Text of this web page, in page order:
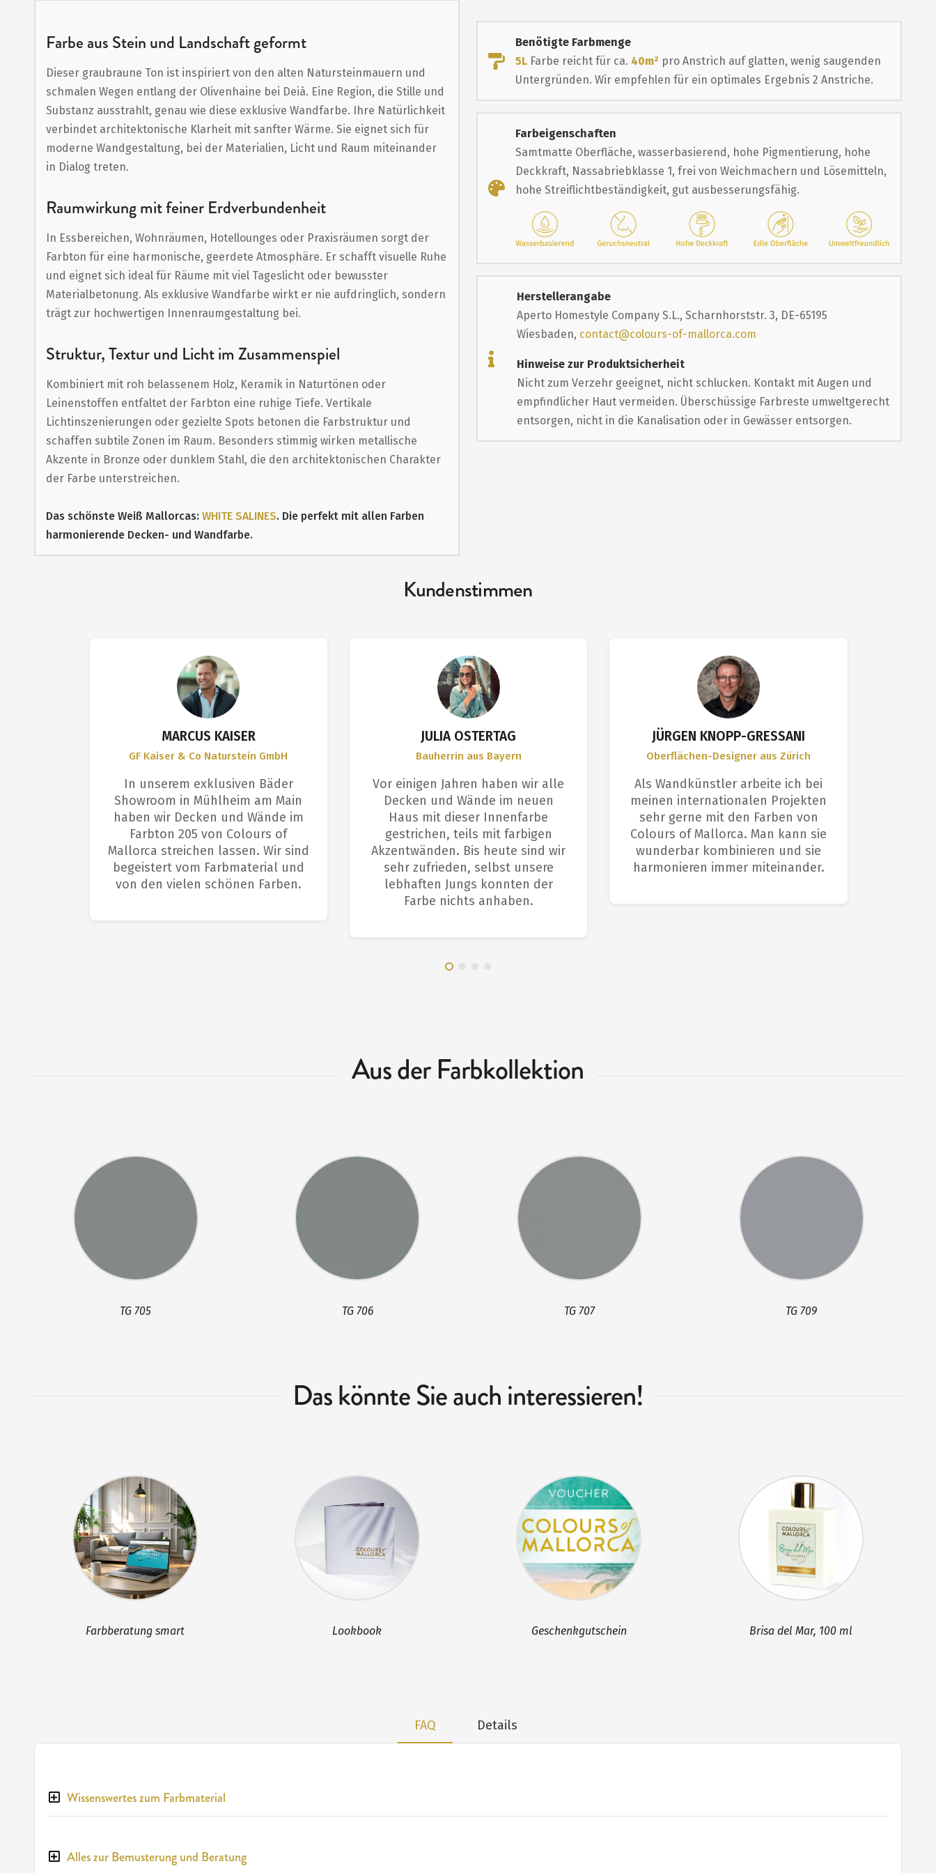
der
springen
Farbe aus Stein und Landschaft geformt
Dieser graubraune Ton ist inspiriert von den alten Natursteinmauern und
schmalen Wegen entlang der Olivenhaine bei Deià. Eine Region, die Stille und
Substanz ausstrahlt, genau wie diese exklusive Wandfarbe. Ihre Natürlichkeit
verbindet architektonische Klarheit mit sanfter Wärme. Sie eignet sich für
moderne Wandgestaltung, bei der Materialien, Licht und Raum miteinander
in Dialog treten.
Raumwirkung mit feiner Erdverbundenheit
In Essbereichen, Wohnräumen, Hotellounges oder Praxisräumen sorgt der
Farbton für eine harmonische, geerdete Atmosphäre. Er schafft visuelle Ruhe
und eignet sich ideal für Räume mit viel Tageslicht oder bewusster
Materialbetonung. Als exklusive Wandfarbe wirkt er nie aufdringlich, sondern
trägt zur hochwertigen Innenraumgestaltung bei.
Struktur, Textur und Licht im Zusammenspiel
Kombiniert mit roh belassenem Holz, Keramik in Naturtönen oder
Leinenstoffen entfaltet der Farbton eine ruhige Tiefe. Vertikale
Lichtinszenierungen oder gezielte Spots betonen die Farbstruktur und
schaffen subtile Zonen im Raum. Besonders stimmig wirken metallische
Akzente in Bronze oder dunklem Stahl, die den architektonischen Charakter
der Farbe unterstreichen.
Das schönste Weiß Mallorcas: WHITE SALINES. Die perfekt mit allen Farben
harmonierende Decken- und Wandfarbe.
Benötigte Farbmenge
5L Farbe reicht für ca. 40m² pro Anstrich auf glatten, wenig saugenden
Untergründen. Wir empfehlen für ein optimales Ergebnis 2 Anstriche.
Farbeigenschaften
Samtmatte Oberfläche, wasserbasierend, hohe Pigmentierung, hohe
Deckkraft, Nassabriebklasse 1, frei von Weichmachern und Lösemitteln,
hohe Streiflichtbeständigkeit, gut ausbesserungsfähig.
Herstellerangabe
Aperto Homestyle Company S.L., Scharnhorststr. 3, DE-65195
Wiesbaden, contact@colours-of-mallorca.com
Hinweise zur Produktsicherheit
Nicht zum Verzehr geeignet, nicht schlucken. Kontakt mit Augen und
empfindlicher Haut vermeiden. Überschüssige Farbreste umweltgerecht
entsorgen, nicht in die Kanalisation oder in Gewässer entsorgen.
Kundenstimmen
MARCUS KAISER
GF Kaiser & Co Naturstein GmbH
In unserem exklusiven Bäder
Showroom in Mühlheim am Main
haben wir Decken und Wände im
Farbton 205 von Colours of
Mallorca streichen lassen. Wir sind
begeistert vom Farbmaterial und
von den vielen schönen Farben.
JULIA OSTERTAG
Bauherrin aus Bayern
Vor einigen Jahren haben wir alle
Decken und Wände im neuen
Haus mit dieser Innenfarbe
gestrichen, teils mit farbigen
Akzentwänden. Bis heute sind wir
sehr zufrieden, selbst unsere
lebhaften Jungs konnten der
Farbe nichts anhaben.
JÜRGEN KNOPP-GRESSANI
Oberflächen-Designer aus Zürich
Als Wandkünstler arbeite ich bei
meinen internationalen Projekten
sehr gerne mit den Farben von
Colours of Mallorca. Man kann sie
wunderbar kombinieren und sie
harmonieren immer miteinander.
Aus der Farbkollektion
TG 705 TG 706 TG 707 TG 709
Das könnte Sie auch interessieren!
Farbberatung smart Lookbook Geschenkgutschein Brisa del Mar, 100 ml
FAQ
Wissenswertes zum Farbmaterial
Alles zur Bemusterung und Beratung
Details